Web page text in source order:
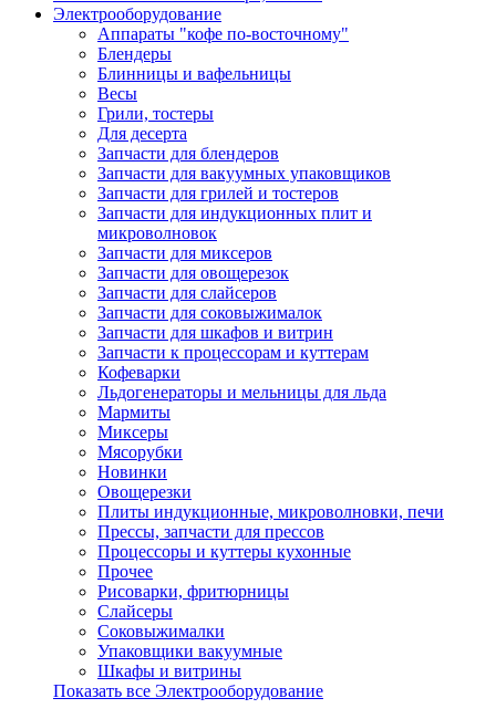
Электрооборудование
Аппараты "кофе по-восточному"
Блендеры
Блинницы и вафельницы
Весы
Грили, тостеры
Для десерта
Запчасти для блендеров
Запчасти для вакуумных упаковщиков
Запчасти для грилей и тостеров
Запчасти для индукционных плит и
микроволновок
Запчасти для миксеров
Запчасти для овощерезок
Запчасти для слайсеров
Запчасти для соковыжималок
Запчасти для шкафов и витрин
Запчасти к процессорам и куттерам
Кофеварки
Льдогенераторы и мельницы для льда
Мармиты
Миксеры
Мясорубки
Новинки
Овощерезки
Плиты индукционные, микроволновки, печи
Прессы, запчасти для прессов
Процессоры и куттеры кухонные
Прочее
Рисоварки, фритюрницы
Слайсеры
Соковыжималки
Упаковщики вакуумные
Шкафы и витрины
Показать все Электрооборудование